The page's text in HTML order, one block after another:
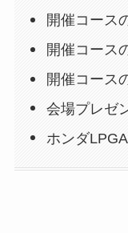
開催コース
開催コース
開催コース
会場プレゼ
ホンダ